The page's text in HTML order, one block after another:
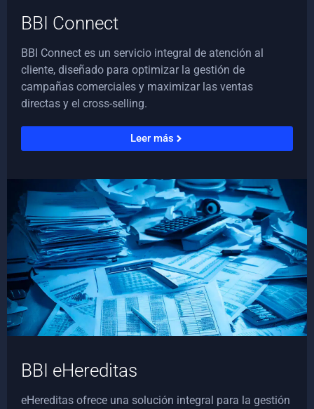
BBI Connect
BBI Connect es un servicio integral de atención al
cliente, diseñado para optimizar la gestión de
campañas comerciales y maximizar las ventas
directas y el cross-selling.
Leer más
BBI eHereditas
eHereditas ofrece una solución integral para la gestión